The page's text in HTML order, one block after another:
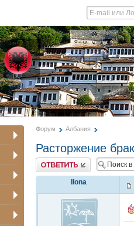
Форум Албания
Расторжение
Ответить
Ilona